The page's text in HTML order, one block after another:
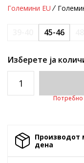
Големини EU
45-46
Изберете ја
Потребно
Производот
денa